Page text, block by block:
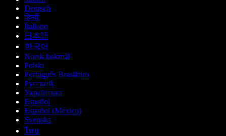
Deutsch
हिन्दी
Italiano
日本語
한국어
Norsk bokmål
Polski
Português Brasileiro
Русский
Українська
Español
Español (México)
Svenska
ไทย